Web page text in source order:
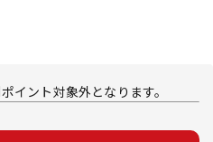
イント対象外となります。